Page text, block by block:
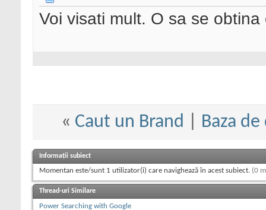
Voi visati mult. O sa se
« Caut un Brand Baza
Informații subiect
Momentan este/sunt 1 utilizator(i) care navighează în acest subiect. (0
Thread-uri Similare
Power Searching with Google